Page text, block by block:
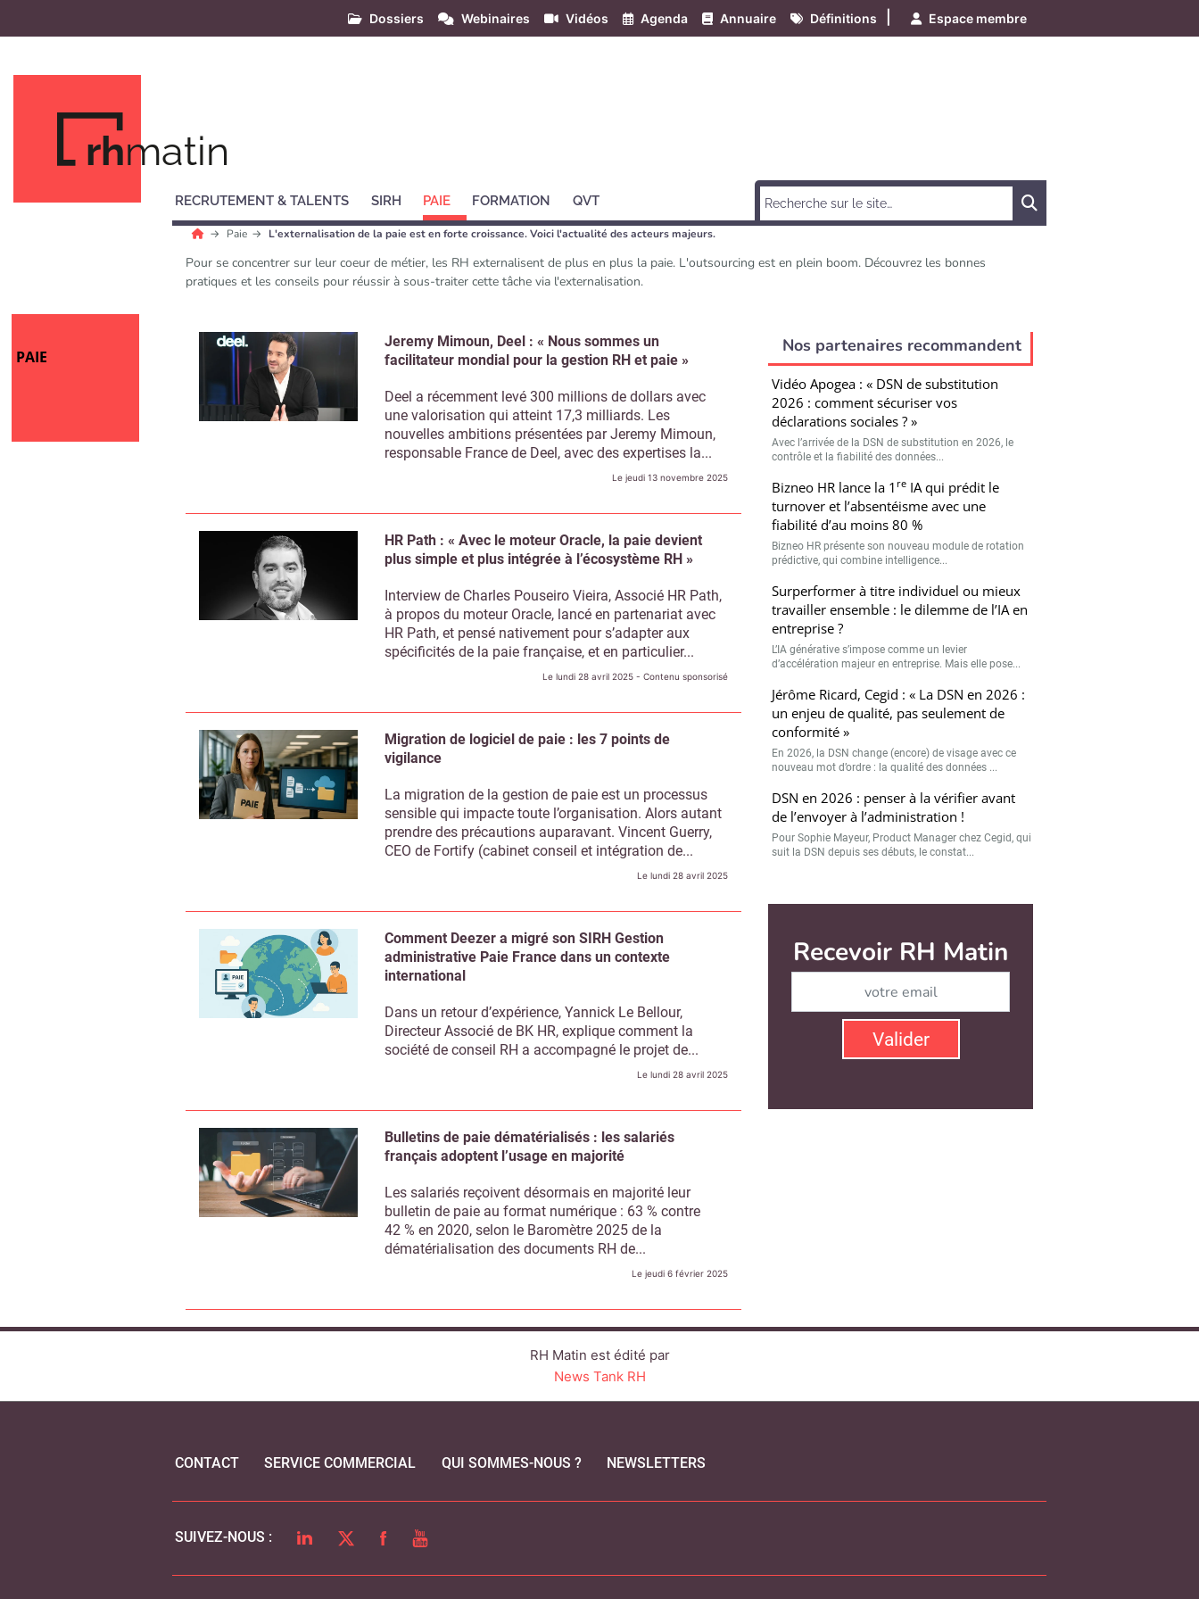
Dossiers Webinaires Vidéos Agenda Annuaire Définitions Espace membre
rhmatin
RECRUTEMENT & TALENTS SIRH PAIE FORMATION QVT
Paie L'externalisation de la paie est en forte croissance. Voici l'actualité des acteurs majeurs.
Pour se concentrer sur leur coeur de métier, les RH externalisent de plus en plus la paie. L'outsourcing est en plein boom. Découvrez les bonnes
pratiques et les conseils pour réussir à sous-traiter cette tâche via l'externalisation.
PAIE
Jeremy Mimoun, Deel : « Nous sommes un
facilitateur mondial pour la gestion RH et paie »
Deel a récemment levé 300 millions de dollars avec
une valorisation qui atteint 17,3 milliards. Les
nouvelles ambitions présentées par Jeremy Mimoun,
responsable France de Deel, avec des expertises la...
Le jeudi 13 novembre 2025
HR Path : « Avec le moteur Oracle, la paie devient
plus simple et plus intégrée à l’écosystème RH »
Interview de Charles Pouseiro Vieira, Associé HR Path,
à propos du moteur Oracle, lancé en partenariat avec
HR Path, et pensé nativement pour s’adapter aux
spécificités de la paie française, et en particulier...
Le lundi 28 avril 2025 - Contenu sponsorisé
Migration de logiciel de paie : les 7 points de
vigilance
La migration de la gestion de paie est un processus
sensible qui impacte toute l’organisation. Alors autant
prendre des précautions auparavant. Vincent Guerry,
CEO de Fortify (cabinet conseil et intégration de...
Le lundi 28 avril 2025
Comment Deezer a migré son SIRH Gestion
administrative Paie France dans un contexte
international
Dans un retour d’expérience, Yannick Le Bellour,
Directeur Associé de BK HR, explique comment la
société de conseil RH a accompagné le projet de...
Le lundi 28 avril 2025
Bulletins de paie dématérialisés : les salariés
français adoptent l’usage en majorité
Les salariés reçoivent désormais en majorité leur
bulletin de paie au format numérique : 63 % contre
42 % en 2020, selon le Baromètre 2025 de la
dématérialisation des documents RH de...
Le jeudi 6 février 2025
Nos partenaires recommandent
Vidéo Apogea : « DSN de substitution
2026 : comment sécuriser vos
déclarations sociales ? »
Avec l’arrivée de la DSN de substitution en 2026, le
contrôle et la fiabilité des données...
Bizneo HR lance la 1 reIA qui prédit le
turnover et l’absentéisme avec une
fiabilité d’au moins 80 %
Bizneo HR présente son nouveau module de rotation
prédictive, qui combine intelligence...
Surperformer à titre individuel ou mieux
travailler ensemble : le dilemme de l’IA en
entreprise ?
L’IA générative s’impose comme un levier
d’accélération majeur en entreprise. Mais elle pose...
Jérôme Ricard, Cegid : « La DSN en 2026 :
un enjeu de qualité, pas seulement de
conformité »
En 2026, la DSN change (encore) de visage avec ce
nouveau mot d’ordre : la qualité des données ...
DSN en 2026 : penser à la vérifier avant
de l’envoyer à l’administration !
Pour Sophie Mayeur, Product Manager chez Cegid, qui
suit la DSN depuis ses débuts, le constat...
Recevoir RH Matin
Valider
RH Matin est édité par
News Tank RH
CONTACT SERVICE COMMERCIAL QUI SOMMES-NOUS ? NEWSLETTERS
SUIVEZ-NOUS : LINKEDINTWITTERFACEBOOK
YOUTUBE